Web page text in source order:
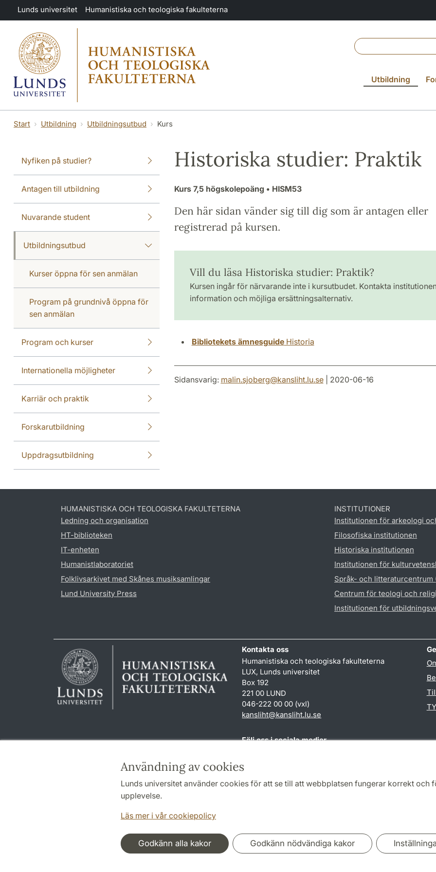
Hoppa till huvudinnehåll
Användning av cookies
Lunds universitet använder cookies för att se till att webbplatsen fungerar korrekt och
upplevelse.
Läs mer i vår cookiepolicy
Godkänn alla kakor Godkänn nödvändiga kakor
Lunds universitet Humanistiska och teologiska fakulteterna
Utbildning
Start Utbildning Utbildningsutbud Kurs
Nyfiken på studier?
Antagen till utbildning
Nuvarande student
Utbildningsutbud
Kurser öppna för sen anmälan
Program på grundnivå öppna för
sen anmälan
Program och kurser
Internationella möjligheter
Karriär och praktik
Forskarutbildning
Uppdragsutbildning
Historiska studier: Praktik
Kurs 7,5 högskolepoäng • HISM53
Den här sidan vänder sig till dig som är antagen eller
registrerad på kursen.
Vill du läsa Historiska studier: Praktik?
Kursen ingår för närvarande inte i kursutbudet. Kontakta
information och möjliga ersättningsalternativ.
Bibliotekets ämnesguideHistoria
Sidansvarig: malin.sjoberg@kansliht.lu.se| 2020-06-16
HUMANISTISKA OCH TEOLOGISKA FAKULTETERNA
Ledning och organisation
HT-biblioteken
IT-enheten
Humanistlaboratoriet
Folklivsarkivet med Skånes musiksamlingar
Lund University Press
INSTITUTIONER
Institutionen för arkeologi
Filosofiska institutionen
Historiska institutionen
Institutionen för
Språk- och litteraturcentrum
Centrum för teologi och
Institutionen för
Kontakta oss
Humanistiska och teologiska fakulteterna
LUX, Lunds universitet
Box 192
221 00 LUND
046-222 00 00 (vxl)
kansliht@kansliht.lu.se
Följ oss i sociala medier